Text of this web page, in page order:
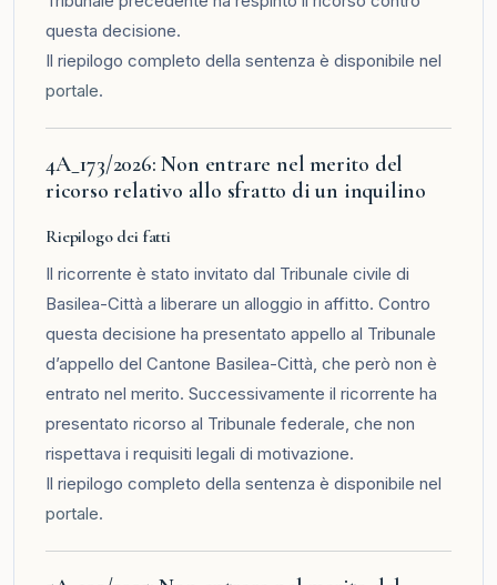
questa decisione.
Il riepilogo completo della sentenza è disponibile nel
portale.
4A_173/2026: Non entrare nel merito del
ricorso relativo allo sfratto di un inquilino
Riepilogo dei fatti
Il ricorrente è stato invitato dal Tribunale civile di
Basilea-Città a liberare un alloggio in affitto. Contro
questa decisione ha presentato appello al Tribunale
d’appello del Cantone Basilea-Città, che però non è
entrato nel merito. Successivamente il ricorrente ha
presentato ricorso al Tribunale federale, che non
rispettava i requisiti legali di motivazione.
Il riepilogo completo della sentenza è disponibile nel
portale.